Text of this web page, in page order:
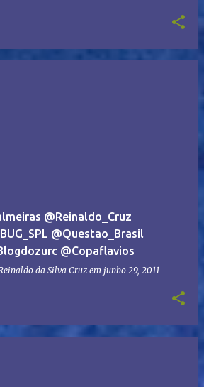
@Reinaldo_Cruz
@Questao_Brasil
@Copaflavios
da Silva Cruz em junho 29, 2011